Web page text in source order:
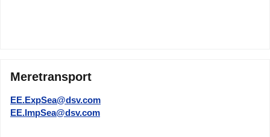
Meretransport
EE.ExpSea@dsv.com
EE.ImpSea@dsv.com